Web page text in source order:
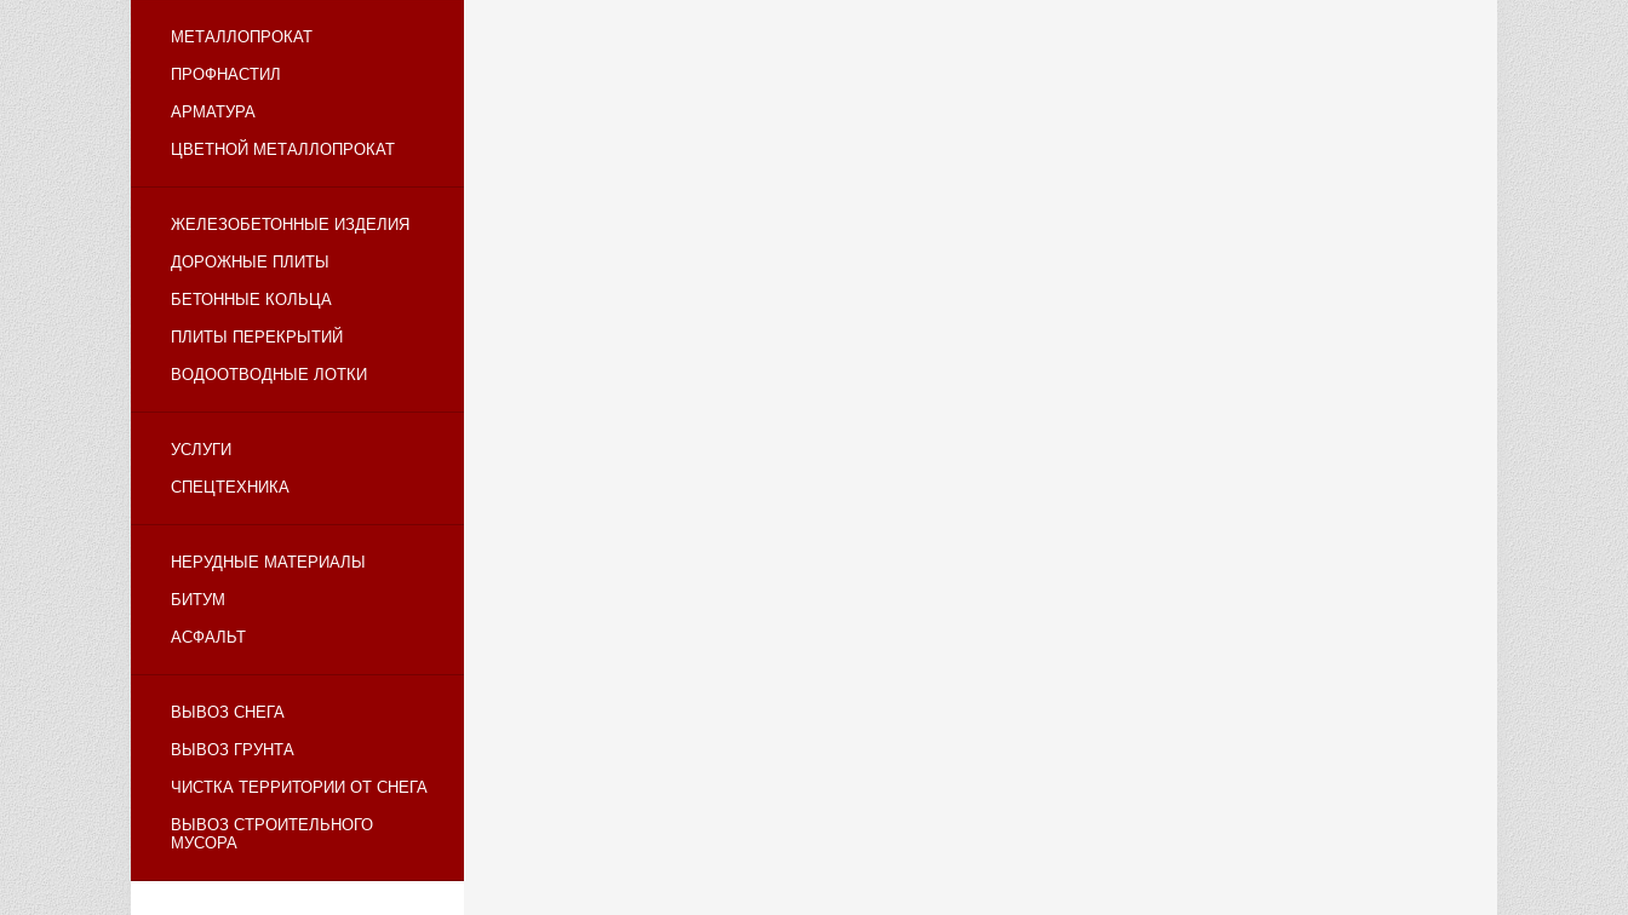
МЕТАЛЛОПРОКАТ
ПРОФНАСТИЛ
АРМАТУРА
ЦВЕТНОЙ МЕТАЛЛОПРОКАТ
ЖЕЛЕЗОБЕТОННЫЕ ИЗДЕЛИЯ
ДОРОЖНЫЕ ПЛИТЫ
БЕТОННЫЕ КОЛЬЦА
ПЛИТЫ ПЕРЕКРЫТИЙ
ВОДООТВОДНЫЕ ЛОТКИ
УСЛУГИ
СПЕЦТЕХНИКА
НЕРУДНЫЕ МАТЕРИАЛЫ
БИТУМ
АСФАЛЬТ
ВЫВОЗ СНЕГА
ВЫВОЗ ГРУНТА
ЧИСТКА ТЕРРИТОРИИ ОТ СНЕГА
ВЫВОЗ СТРОИТЕЛЬНОГО
МУСОРА